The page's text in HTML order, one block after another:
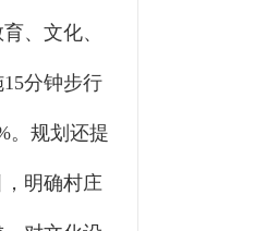
、文化、
分钟步行
。规划还提
明确村庄